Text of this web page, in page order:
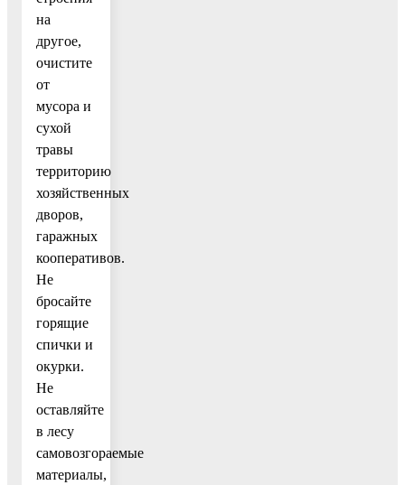
на
другое,
очистите
от
мусора и
сухой
травы
территорию
хозяйственных
дворов,
гаражных
кооперативов.
Не
бросайте
горящие
спички и
окурки.
Не
оставляйте
в лесу
самовозгораемые
материалы,